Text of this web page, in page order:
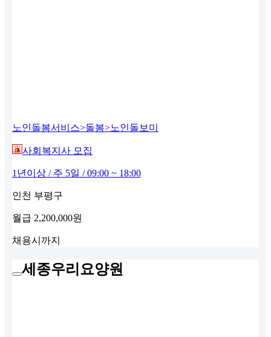
노인돌봄서비스>돌봄>노인돌보미
사회복지사 모집
1년이상 / 주 5일 / 09:00 ~ 18:00
인천 부평구
월급 2,200,000원
채용시까지
세종우리요양원